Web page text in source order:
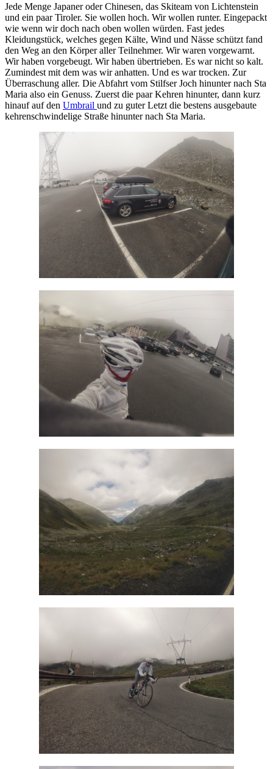
Jede Menge Japaner oder Chinesen, das Skiteam von Lichtenstein
und ein paar Tiroler. Sie wollen hoch. Wir wollen runter. Eingepackt
wie wenn wir doch nach oben wollen würden. Fast jedes
Kleidungstück, welches gegen Kälte, Wind und Nässe schützt fand
den Weg an den Körper aller Teilnehmer. Wir waren vorgewarnt.
Wir haben vorgebeugt. Wir haben übertrieben. Es war nicht so kalt.
Zumindest mit dem was wir anhatten. Und es war trocken. Zur
Überraschung aller. Die Abfahrt vom Stilfser Joch hinunter nach Sta
Maria also ein Genuss. Zuerst die paar Kehren hinunter, dann kurz
hinauf auf den Umbrail und zu guter Letzt die bestens ausgebaute
kehrenschwindelige Straße hinunter nach Sta Maria.